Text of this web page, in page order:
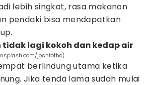
lebih singkat, rasa makanan
pendaki bisa mendapatkan
tidak lagi kokoh dan kedap air
joshfotho)
berlindung utama ketika
Jika tenda lama sudah mulai